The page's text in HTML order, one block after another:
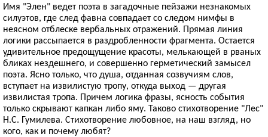
Имя "Элен" ведет поэта в загадочные пейзажи незнакомых
силуэтов, где след фавна совпадает со следом нимфы в
неясном отблеске вербальных отражений. Прямая линия
логики рассыпается в раздробленности фрагмента. Остается
удивительное предощущение красоты, мелькающей в рваных
бликах нездешнего, и совершенно герметический замысел
поэта. Ясно только, что душа, отданная созвучиям слов,
вступает на извилистую тропу, откуда выход — другая
извилистая тропа. Причем логика фразы, ясность события
только скрывают капкан либо яму. Таково стихотворение "Лес"
Н.С. Гумилева. Стихотворение любовное, на наш взгляд, но
кого, как и почему любят?